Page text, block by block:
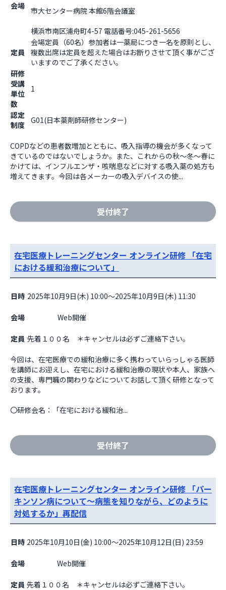
会場 市大センター病院 本館6階会議室
横浜市南区浦舟町4-57 電話番号:045-261-5656
定員
会場定員（60名）参加者は一薬局につき一名を原則とし、
複数出席は定員を超えた場合はお断りさせて頂く事がござ
いますのでご了承ください。
研修
受講
単位
数
1
認定
制度 G01(日本薬剤師研修センター)
COPDなどの患者数増加とともに、吸入指導の機会が多くなって
きているのではないでしょうか。また、これからの秋～冬～春に
かけては、インフルエンザ・咳喘息などに対する吸入薬の処方も
増えてきます。今回は各メーカーの吸入デバイスの使...
受付終了
在宅医療トレーニングセンター オンライン研修 「在宅
における緩和治療について」
日時 2025年10月9日(木) 10:00～2025年10月9日(木) 11:30
会場
定員 先着１００名 ＊キャンセルは必ずご連絡下さい。
今回は、在宅医療での緩和治療に多く携わっていらっしゃる医師
を講師にお迎えし、在宅における緩和治療の現状や本人、家族へ
の支援、専門職の関わりなどについてお話して頂く研修となって
おります。
〇研修会名：「在宅における緩和治...
受付終了
在宅医療トレーニングセンター オンライン研修 「パー
キンソン病について～病態を知りながら、どのように
対処するか」再配信
日時 2025年10月10日(金) 10:00～2025年10月12日(日) 23:59
会場
定員 先着１００名 ＊キャンセルは必ずご連絡下さい。